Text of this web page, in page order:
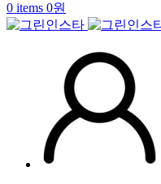
0 items 0원